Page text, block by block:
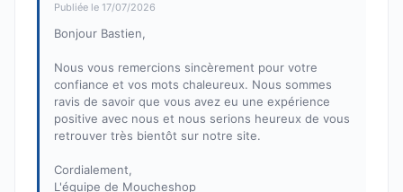
Publiée le 17/07/2026
Bonjour Bastien,
Nous vous remercions sincèrement pour votre
confiance et vos mots chaleureux. Nous sommes
ravis de savoir que vous avez eu une expérience
positive avec nous et nous serions heureux de vous
retrouver très bientôt sur notre site.
Cordialement,
L'équipe de Moucheshop